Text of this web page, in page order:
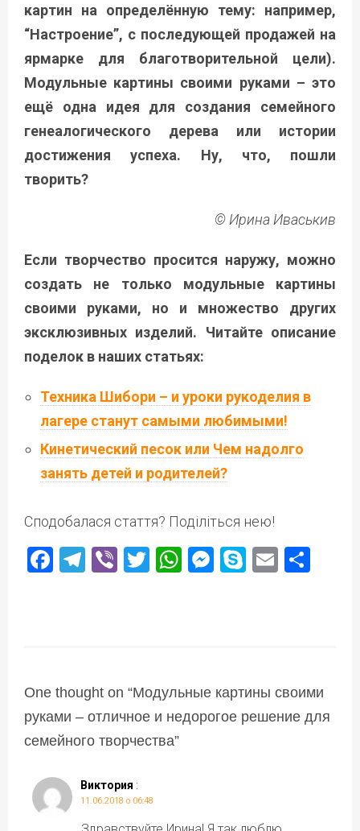
картин на определённую тему: например,
“Настроение”, с последующей продажей на
ярмарке для благотворительной цели).
Модульные картины своими руками – это
ещё одна идея для создания семейного
генеалогического дерева или истории
достижения успеха. Ну, что, пошли
творить?
© Ирина Иваськив
Если творчество просится наружу, можно
создать не только модульные картины
своими руками, но и множество других
эксклюзивных изделий. Читайте описание
поделок в наших статьях:
Техника Шибори – и уроки рукоделия в
лагере станут самыми любимыми!
Кинетический песок или Чем надолго
занять детей и родителей?
Сподобалася стаття? Поділіться нею!
Facebook
Telegram
ViberTwitter
WhatsApp
Messenger
Skype
Email
One thought on “Модульные картины своими
руками – отличное и недорогое решение для
семейного творчества”
Виктория :
11.06.2018 о 06:48